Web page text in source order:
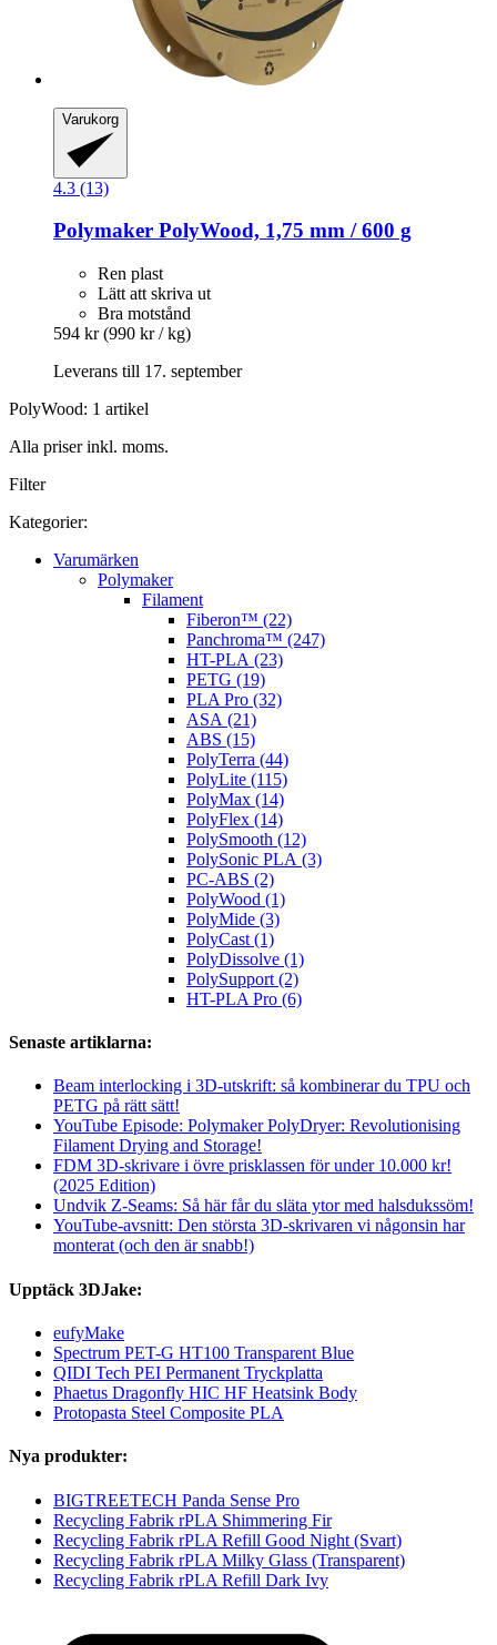
Varukorg
4.3 (13)
Polymaker PolyWood, 1,75 mm / 600 g
Ren plast
Lätt att skriva ut
Bra motstånd
594 kr (990 kr / kg)
Leverans till 17. september
PolyWood: 1 artikel
Alla priser inkl. moms.
Filter
Kategorier:
Varumärken
Polymaker
Filament
Fiberon™ (22)
Panchroma™ (247)
HT-PLA (23)
PETG (19)
PLA Pro (32)
ASA (21)
ABS (15)
PolyTerra (44)
PolyLite (115)
PolyMax (14)
PolyFlex (14)
PolySmooth (12)
PolySonic PLA (3)
PC-ABS (2)
PolyWood (1)
PolyMide (3)
PolyCast (1)
PolyDissolve (1)
PolySupport (2)
HT-PLA Pro (6)
Senaste artiklarna:
Beam interlocking i 3D-utskrift: så kombinerar du TPU och
PETG på rätt sätt!
YouTube Episode: Polymaker PolyDryer: Revolutionising
Filament Drying and Storage!
FDM 3D-skrivare i övre prisklassen för under 10.000 kr!
(2025 Edition)
Undvik Z-Seams: Så här får du släta ytor med halsdukssöm!
YouTube-avsnitt: Den största 3D-skrivaren vi någonsin har
monterat (och den är snabb!)
Upptäck 3DJake:
eufyMake
Spectrum PET-G HT100 Transparent Blue
QIDI Tech PEI Permanent Tryckplatta
Phaetus Dragonfly HIC HF Heatsink Body
Protopasta Steel Composite PLA
Nya produkter:
BIGTREETECH Panda Sense Pro
Recycling Fabrik rPLA Shimmering Fir
Recycling Fabrik rPLA Refill Good Night (Svart)
Recycling Fabrik rPLA Milky Glass (Transparent)
Recycling Fabrik rPLA Refill Dark Ivy